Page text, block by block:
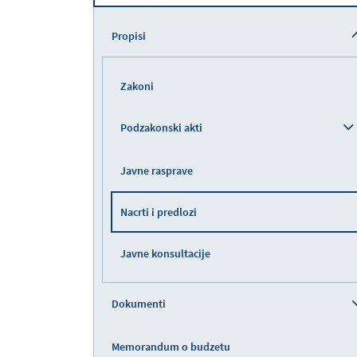
Propisi
Zakoni
Podzakonski akti
Javne rasprave
Nacrti i predlozi
Javne konsultacije
Dokumenti
Memorandum o budzetu